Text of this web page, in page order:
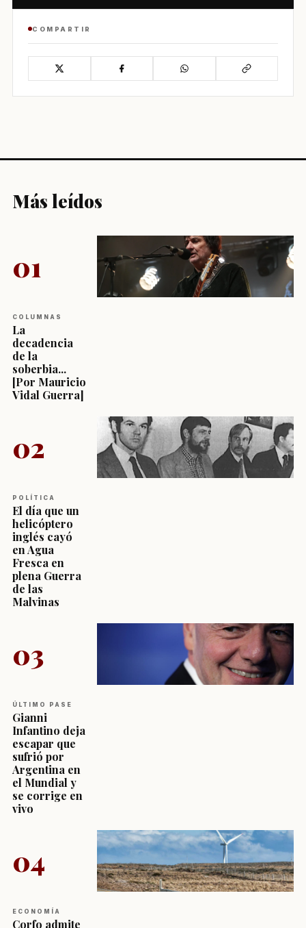
COMPARTIR
Más leídos
01
COLUMNAS
La
decadencia
de la
soberbia...
[Por Mauricio
Vidal Guerra]
02
POLÍTICA
El día que un
helicóptero
inglés cayó
en Agua
Fresca en
plena Guerra
de las
Malvinas
03
ÚLTIMO PASE
Gianni
Infantino deja
escapar que
sufrió por
Argentina en
el Mundial y
se corrige en
vivo
04
ECONOMÍA
Corfo admite